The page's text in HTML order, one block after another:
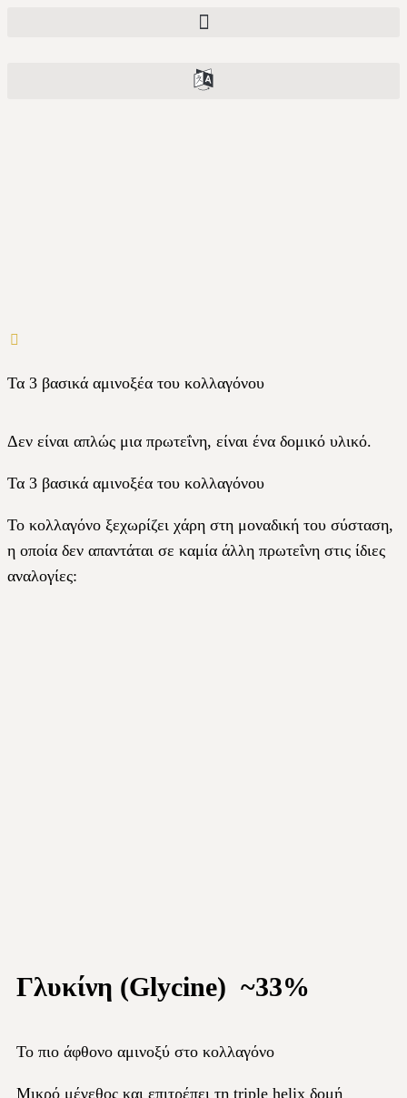
Τα 3 βασικά αμινοξέα του κολλαγόνου
Δεν είναι απλώς μια πρωτεΐνη, είναι ένα δομικό υλικό.
Τα 3 βασικά αμινοξέα του κολλαγόνου
Το κολλαγόνο ξεχωρίζει χάρη στη μοναδική του σύσταση,
η οποία δεν απαντάται σε καμία άλλη πρωτεΐνη στις ίδιες
αναλογίες:
Γλυκίνη (Glycine) ~33%
Το πιο άφθονο αμινοξύ στο κολλαγόνο
Μικρό μέγεθος και επιτρέπει τη triple helix δομή